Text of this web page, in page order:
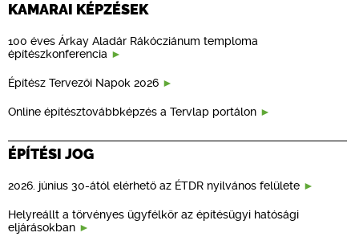
KAMARAI KÉPZÉSEK
100 éves Árkay Aladár Rákócziánum temploma
építészkonferencia
Építész Tervezői Napok 2026
Online építésztovábbképzés a Tervlap portálon
ÉPÍTÉSI JOG
2026. június 30-ától elérhető az ÉTDR nyilvános felülete
Helyreállt a törvényes ügyfélkör az építésügyi hatósági
eljárásokban